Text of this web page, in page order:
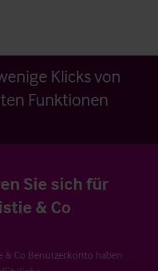
Klicks von
Funktionen
Sie sich für
& Co
& Co Benutzerkonto haben